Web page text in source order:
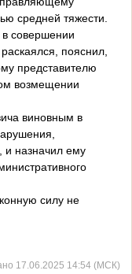
средней тяжести.
совершении
пояснил,
представителю
возмещении
виновным в
и назначил ему
силу не
17.06.2025 14:54 (МСК)